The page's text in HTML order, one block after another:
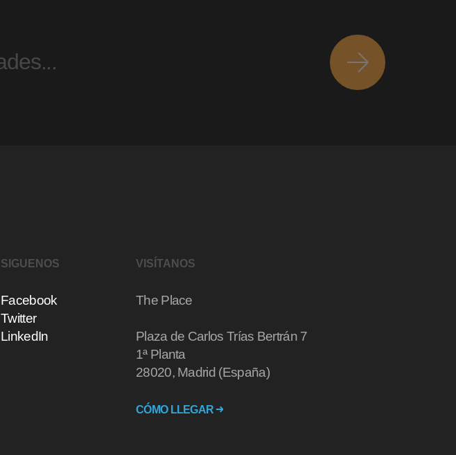
SIGUENOS
Facebook
Twitter
LinkedIn
VISÍTANOS
The Place
Plaza de Carlos Trías Bertrán 7
1ª Planta
28020, Madrid (España)
CÓMO LLEGAR